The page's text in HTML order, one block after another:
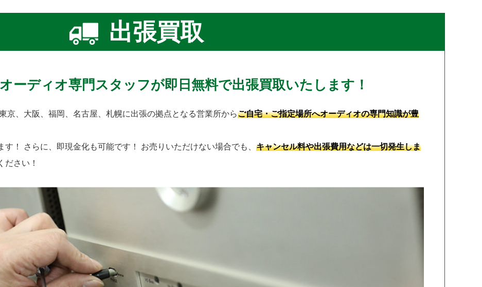
出張買取
ーディオ専門スタッフが即日無料で出張買取いたします！
京、大阪、福岡、名古屋、札幌に出張の拠点となる営業所からご自宅・ご指定場所へオーディオの専門知識が豊
す！
さらに、即現金化も可能です！ お売りいただけない場合でも、 キャンセル料や出張費用などは一切発生しま
ださい！